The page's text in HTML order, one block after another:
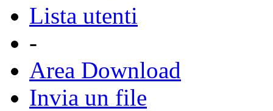
Lista utenti
-
Area Download
Invia un file